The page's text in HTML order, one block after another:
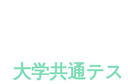
大学共通テス